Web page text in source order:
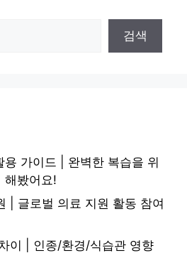
검색
가이드 | 완벽한 복습을 위
해봤어요!
| 글로벌 의료 지원 활동 참여
이 | 인종/환경/식습관 영향